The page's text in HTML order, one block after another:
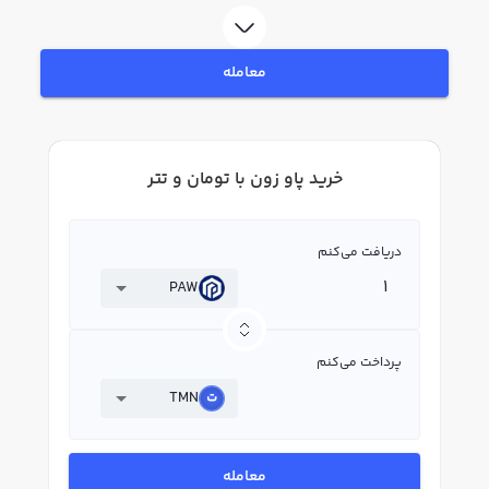
در بازار رابکس، قیمت لحظه‌ای، نمودار و امکانات فروش پاو زون نیز در دسترس شما
قرار دارد تا بتوانید تصمیمات بهتری در معاملات خود بگیرید.
معامله
خرید پاو زون با تومان و تتر
دریافت می‌کنم
PAW
پرداخت می‌کنم
TMN
معامله